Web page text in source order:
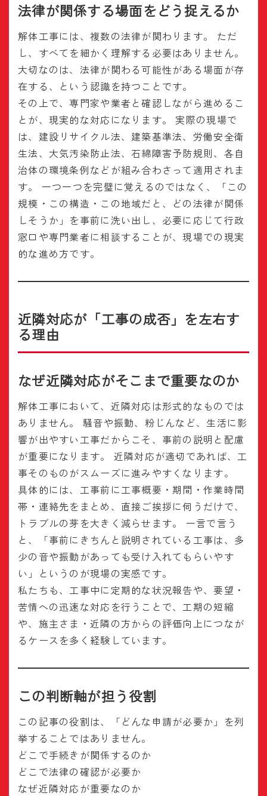
法律が関係する場面をどう捉えるか
解体工事には、複数の法律が関わります。 ただ
し、すべてを細かく理解する必要はありません。
大切なのは、法律が関わる可能性がある場面が存
在する、という認識を持つことです。
その上で、専門家や業者と確認しながら進めるこ
とが、現実的な対応になります。 実際の現場で
は、建設リサイクル法、建築基準法、労働安全衛
生法、大気汚染防止法、石綿障害予防規則、各自
治体の環境条例などが組み合わさって適用されま
す。 一つ一つを完璧に覚えるのではなく、「この
規模・この構造・この地域だと、どの法律が関係
しそうか」を事前に洗い出し、必要に応じて行政
窓口や専門業者に相談することが、現場での現実
的な進め方です。
近隣対応が「工事の成否」を左右す
る理由
なぜ近隣対応がそこまで重要なのか
解体工事において、近隣対応は形式的なものでは
ありません。 騒音や振動、粉じんなど、生活に影
響が出やすい工事だからこそ、事前の説明と配慮
が重要になります。 近隣対応が適切であれば、工
事そのものがスムーズに進みやすくなります。
具体的には、工事前に工事概要・期間・作業時間
帯・連絡先をまとめ、直接ご挨拶に伺うだけで、
トラブルの芽を大きく減らせます。 一言で言う
と、「事前にきちんと説明されている工事は、多
少の音や振動があっても受け入れてもらいやす
い」というのが現場の実感です。
私たちも、工事中に定期的な状況報告や、要望・
苦情への迅速な対応を行うことで、工期の短縮
や、施主さま・近隣の方からの評価向上につなが
るケースを多く経験しています。
この判断軸が担う役割
この記事の役割は、「どんな申請が必要か」を列
挙することではありません。
どこで手続きが関係するのか
どこで法律の確認が必要か
なぜ近隣対応が重要なのか